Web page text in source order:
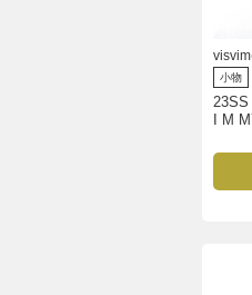
小物
I M